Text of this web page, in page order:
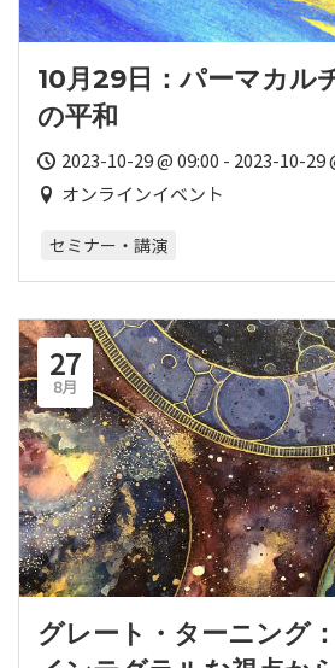
10月29日：パーマカル
の平和
2023-10-29 @ 09:00 - 2023-10-29
オンラインイベント
セミナー・講演
27
8月
グレート・ターニング